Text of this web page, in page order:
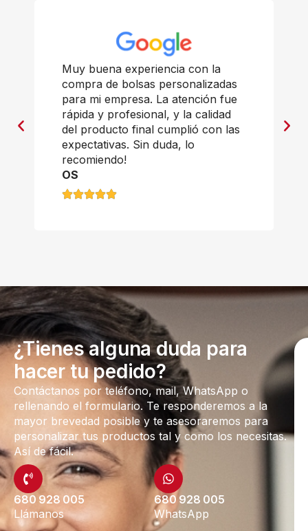
Muy buena experiencia con la
compra de bolsas personalizadas
para mi empresa. La atención fue
rápida y profesional, y la calidad
del producto final cumplió con las
expectativas. Sin duda, lo
recomiendo!
OS
¿Tienes alguna duda para
hacer tu pedido?
Contáctanos por teléfono, mail, WhatsApp o
rellenando el formulario. Te responderemos a la
mayor brevedad posible y te asesoraremos para
personalizar tus productos tal y como los necesitas.
Así de fácil.
680 928 005
Llámanos
680 928 005
WhatsApp